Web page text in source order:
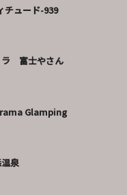
チュード-939
ラ 富士やさん
Glamping
泉